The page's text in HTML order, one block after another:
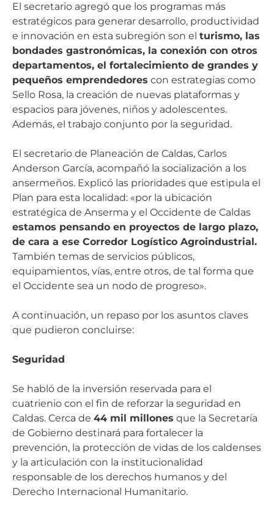
El secretario agregó que los programas más
estratégicos para generar desarrollo, productividad
e innovación en esta subregión son el turismo, las
bondades gastronómicas, la conexión con otros
departamentos, el fortalecimiento de grandes y
pequeños emprendedores con estrategias como
Sello Rosa, la creación de nuevas plataformas y
espacios para jóvenes, niños y adolescentes.
Además, el trabajo conjunto por la seguridad.
El secretario de Planeación de Caldas, Carlos
Anderson García, acompañó la socialización a los
ansermeños. Explicó las prioridades que estipula el
Plan para esta localidad: «por la ubicación
estratégica de Anserma y el Occidente de Caldas
estamos pensando en proyectos de largo plazo,
de cara a ese Corredor Logístico Agroindustrial.
También temas de servicios públicos,
equipamientos, vías, entre otros, de tal forma que
el Occidente sea un nodo de progreso».
A continuación, un repaso por los asuntos claves
que pudieron concluirse:
Seguridad
Se habló de la inversión reservada para el
cuatrienio con el fin de reforzar la seguridad en
Caldas. Cerca de 44 mil millones que la Secretaría
de Gobierno destinará para fortalecer la
prevención, la protección de vidas de los caldenses
y la articulación con la institucionalidad
responsable de los derechos humanos y del
Derecho Internacional Humanitario.